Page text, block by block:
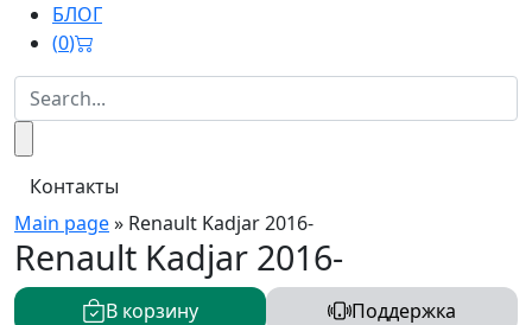
БЛОГ
(0)
Контакты
Main page» Renault Kadjar 2016-
Renault Kadjar 2016-
В корзину Поддержка